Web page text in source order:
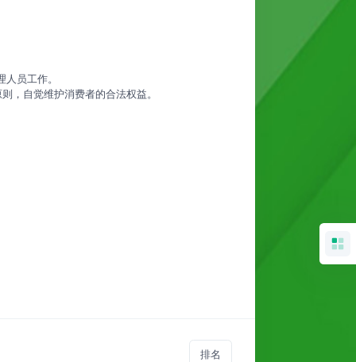
员工作。
，自觉维护消费者的合法权益。
排名